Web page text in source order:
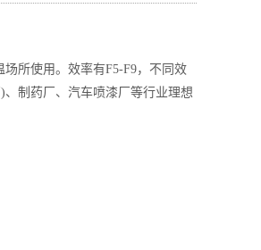
所使用。效率有F5-F9，不同效
制药厂、汽车喷漆厂等行业理想